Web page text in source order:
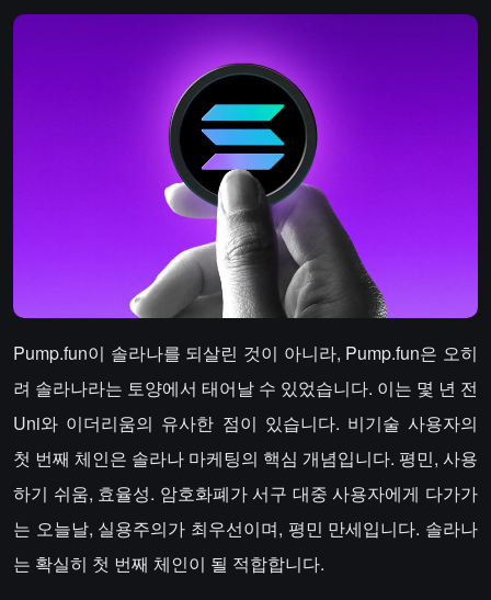
Pump.fun이 솔라나를 되살린 것이 아니라, Pump.fun은 오히
려 솔라나라는 토양에서 태어날 수 있었습니다. 이는 몇 년 전
Uni와 이더리움의 유사한 점이 있습니다. 비기술 사용자의
첫 번째 체인은 솔라나 마케팅의 핵심 개념입니다. 평민, 사용
하기 쉬움, 효율성. 암호화폐가 서구 대중 사용자에게 다가가
는 오늘날, 실용주의가 최우선이며, 평민 만세입니다. 솔라나
는 확실히 첫 번째 체인이 될 적합합니다.